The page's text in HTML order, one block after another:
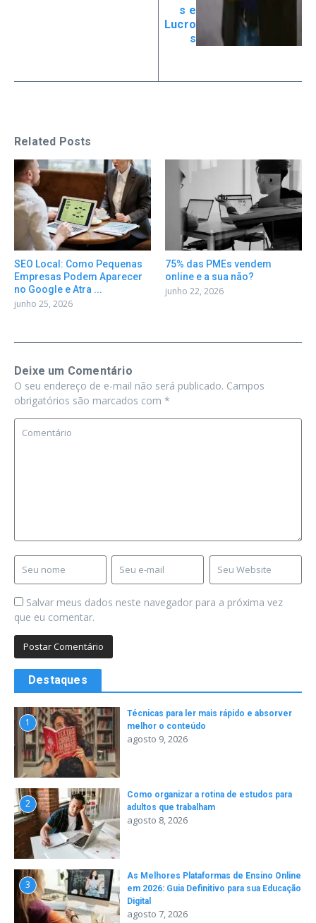
s e
Lucro
s
Related Posts
SEO Local: Como Pequenas
Empresas Podem Aparecer
no Google e Atra ...
junho 25, 2026
75% das PMEs vendem
online e a sua não?
junho 22, 2026
Deixe um Comentário
O seu endereço de e-mail não será publicado. Campos
obrigatórios são marcados com *
Salvar meus dados neste navegador para a próxima vez
que eu comentar.
Destaques
1
Técnicas para ler mais rápido e absorver
melhor o conteúdo
agosto 9, 2026
2
Como organizar a rotina de estudos para
adultos que trabalham
agosto 8, 2026
3
As Melhores Plataformas de Ensino Online
em 2026: Guia Definitivo para sua Educação
Digital
agosto 7, 2026